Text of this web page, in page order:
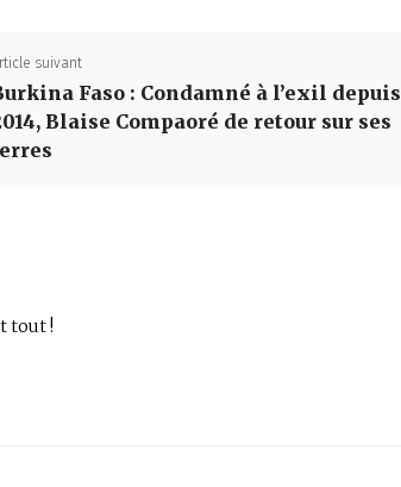
suivant
Faso : Condamné à l’exil depuis
Blaise Compaoré de retour sur ses
tout !